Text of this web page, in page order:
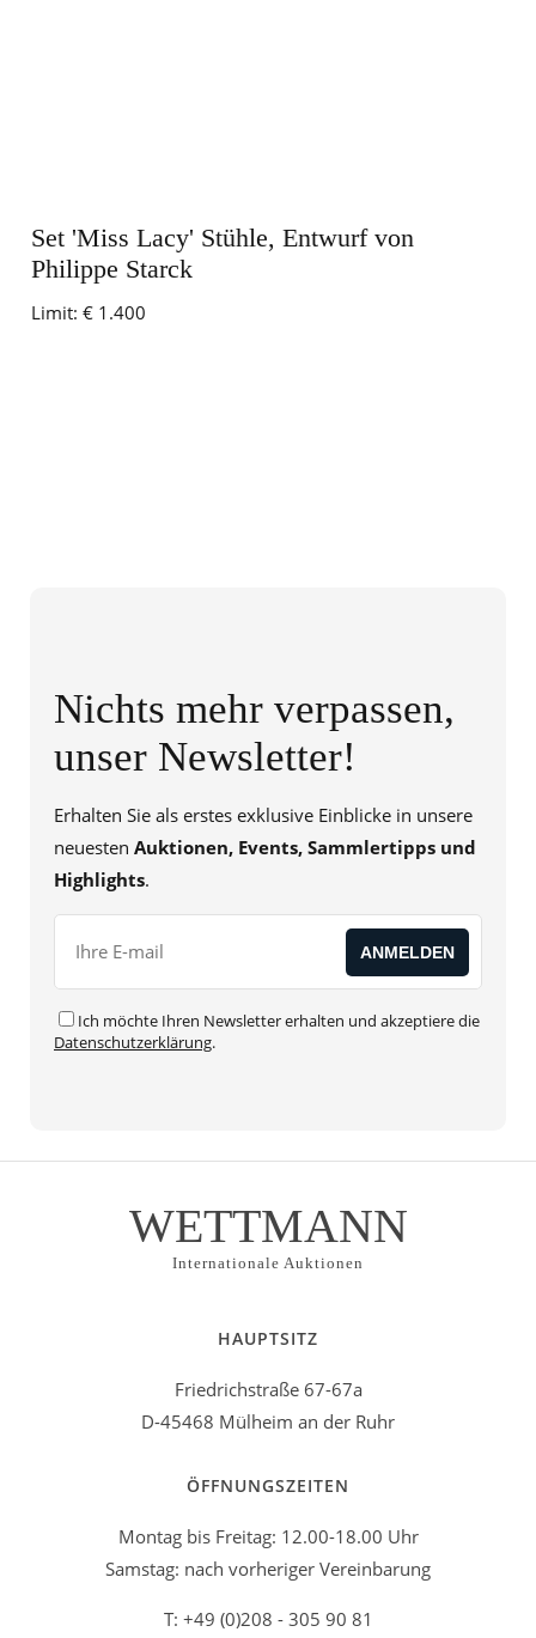
Set 'Miss Lacy' Stühle, Entwurf von
Philippe Starck
Limit: € 1.400
Nichts mehr verpassen,
unser Newsletter!
Erhalten Sie als erstes exklusive Einblicke in unsere
neuesten Auktionen, Events, Sammlertipps und
Highlights.
Ich möchte Ihren Newsletter erhalten und akzeptiere die
Datenschutzerklärung.
WETTMANN
Internationale Auktionen
HAUPTSITZ
Friedrichstraße 67-67a
D-45468 Mülheim an der Ruhr
ÖFFNUNGSZEITEN
Montag bis Freitag: 12.00-18.00 Uhr
Samstag: nach vorheriger Vereinbarung
T: +49 (0)208 - 305 90 81